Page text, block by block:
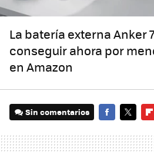
La batería externa Anker
conseguir ahora por
en Amazon
Sin comentarios